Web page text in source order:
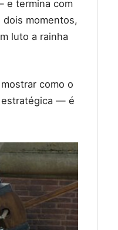
e termina com
dois momentos,
luto a rainha
como o
estratégica — é